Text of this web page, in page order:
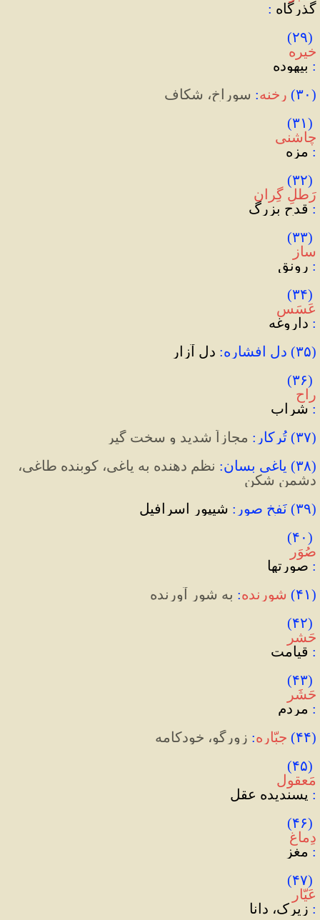
: گذرگاه
(۲۹)
خیره
: بیهوده
(۳۰) رِخنه: سوراخ، شکاف
(۳۱)
چاشنی
: مزه
(۳۲)
رَطلِ گِران
: قدح بزرگ
(۳۳)
ساز
: رونق
(۳۴)
عَسَس
: داروغه
(۳۵) دل افشاره: دل آزار
(۳۶)
راح
: شراب
(۳۷) تُرکار : مجازاً شدید و سخت گیر
(۳۸) یاغی بسان:
دشمن شکن
(۳۹) نَفخِ صور : شیپور اسرافیل
(۴۰)
صُوَر
: صورتها
(۴۱) شورنده: به شور آورنده
(۴۲)
حَشر
: قیامت
(۴۳)
حَشَر
: مردم
(۴۴) جبّاره: زورگو، خودکامه
(۴۵)
مَعقول
: پسندیده عقل
(۴۶)
دِماغ
: مغز
(۴۷)
عَیّار
: زیرک، دانا